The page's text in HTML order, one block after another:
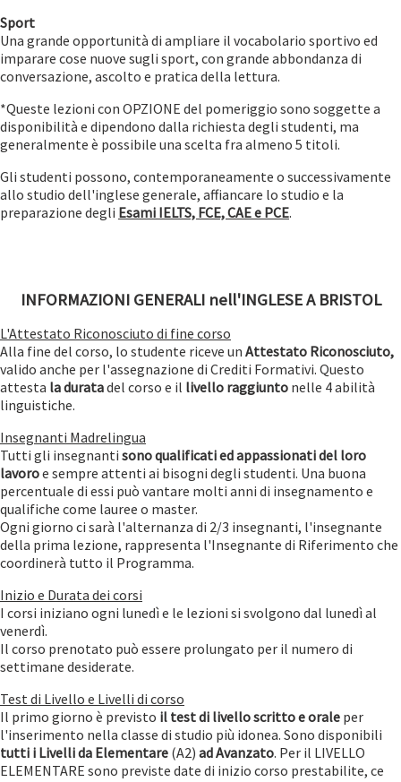
Sport
Una grande opportunità di ampliare il vocabolario sportivo ed
imparare cose nuove sugli sport, con grande abbondanza di
conversazione, ascolto e pratica della lettura.
*Queste lezioni con OPZIONE del pomeriggio sono soggette a
disponibilità e dipendono dalla richiesta degli studenti, ma
generalmente è possibile una scelta fra almeno 5 titoli.
Gli studenti possono, contemporaneamente o successivamente
allo studio dell'inglese generale, affiancare lo studio e la
preparazione degli Esami IELTS, FCE, CAE e PCE.
INFORMAZIONI GENERALI nell'INGLESE A BRISTOL
L'Attestato Riconosciuto di fine corso
Alla fine del corso, lo studente riceve un Attestato Riconosciuto,
valido anche per l'assegnazione di Crediti Formativi. Questo
attesta la duratadel corso e il livello raggiunto nelle 4 abilità
linguistiche.
Insegnanti Madrelingua
Tutti gli insegnanti sono qualificati ed appassionati del loro
lavoroe sempre attenti ai bisogni degli studenti. Una buona
percentuale di essi può vantare molti anni di insegnamento e
qualifiche come lauree o master.
Ogni giorno ci sarà l'alternanza di 2/3 insegnanti, l'insegnante
della prima lezione, rappresenta l'Insegnante di Riferimento che
coordinerà tutto il Programma.
Inizio e Durata dei corsi
I corsi iniziano ogni lunedì e le lezioni si svolgono dal lunedì al
venerdì.
Il corso prenotato può essere prolungato per il numero di
settimane desiderate.
Test di Livello e Livelli di corso
Il primo giorno è previsto il test di livello scritto e orale per
l'inserimento nella classe di studio più idonea. Sono disponibili
tutti i Livelli da Elementare (A2) ad Avanzato. Per il LIVELLO
ELEMENTARE sono previste date di inizio corso prestabilite, ce